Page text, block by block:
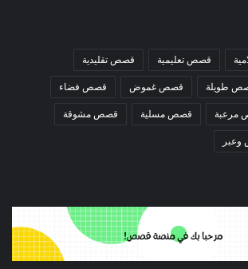
قصص تعليمية قصص تقليدية
طويلة قصص غموض قصص فضاء
مرعبة قصص مسلية قصص مشوقة